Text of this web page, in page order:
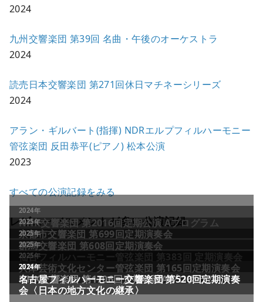
2024
九州交響楽団 第39回 名曲・午後のオーケストラ
2024
読売日本交響楽団 第271回休日マチネーシリーズ
2024
アラン・ギルバート(指揮) NDRエルプフィルハーモニー
管弦楽団 反田恭平(ピアノ) 松本公演
2023
すべての公演記録をみる
レビュー／コメントが多い公演記録